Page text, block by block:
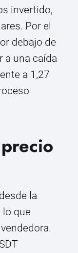
invertido,
Por el
debajo de
a una caída
a 1,27
la
lo que